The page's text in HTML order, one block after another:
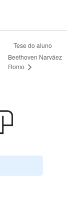
Tese do aluno
Beethoven Narváez
Romo